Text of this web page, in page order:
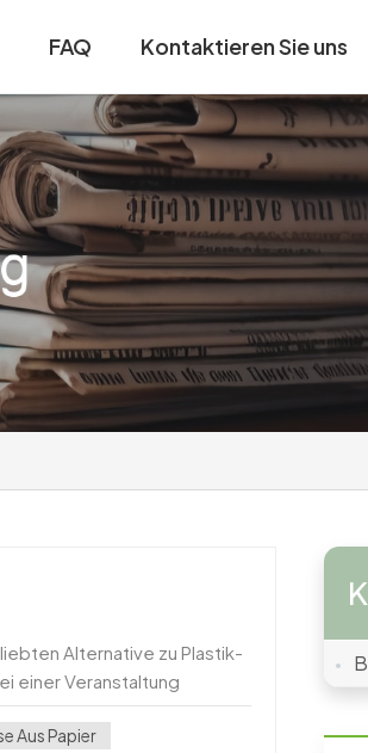
FAQ Kontaktieren Sie uns
Alternative zu Plastik-
einer Veranstaltung
u...
Aus Papier